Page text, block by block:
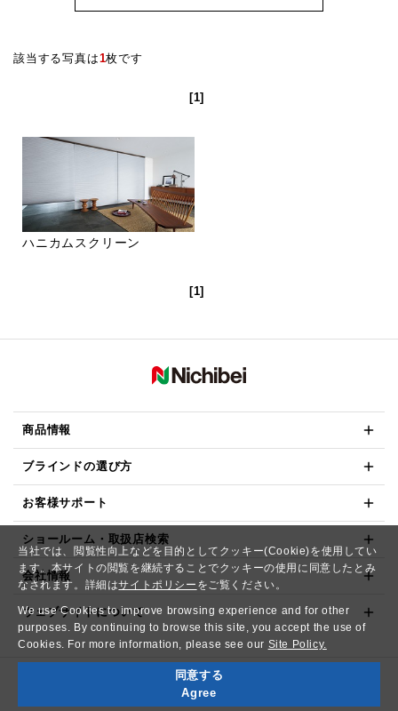
当社では、閲覧性向上などを目的としてクッキー(Cookie)を使用してい
ます。本サイトの閲覧を継続することでクッキーの使用に同意したとみ
なされます。詳細はサイトポリシー をご覧ください。
We use Cookies to improve browsing experience and for other
purposes. By continuing to browse this site, you accept the use of
Cookies. For more information, please see our Site Policy.
同意する
Agree
該当する写真は1枚です
[1]
ハニカムスクリーン
[1]
商品情報
ブラインドの選び方
お客様サポート
ショールーム・取扱店検索
会社情報
ウェブサイトについて
Copyright© NICHIBEI CO.,LTD. All Rights Reserved.